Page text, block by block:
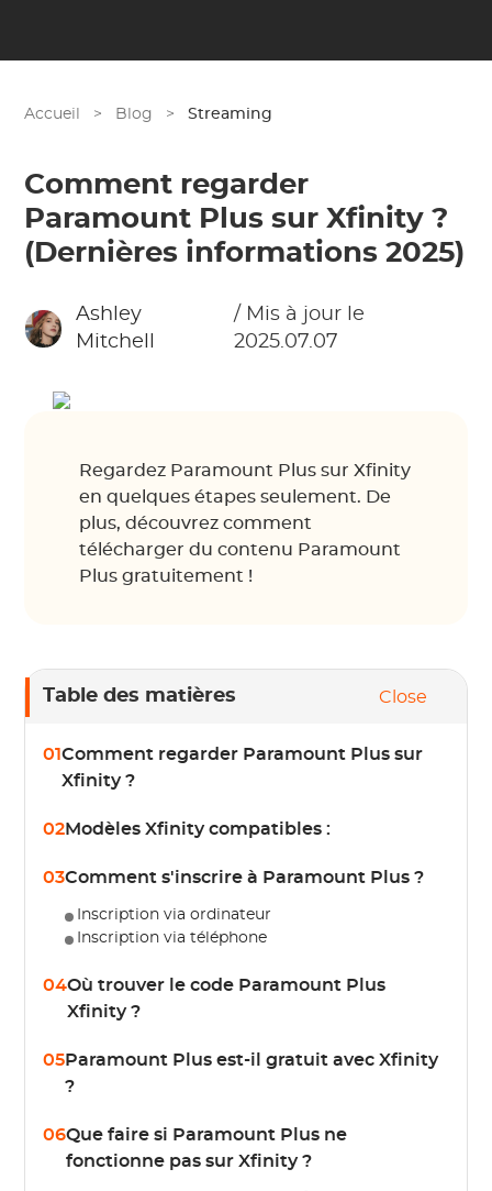
Accueil > Blog > Streaming
Comment regarder
Paramount Plus sur Xfinity ?
(Dernières informations 2025)
Ashley
Mitchell
/ Mis à jour le
2025.07.07
Regardez Paramount Plus sur Xfinity
en quelques étapes seulement. De
plus, découvrez comment
télécharger du contenu Paramount
Plus gratuitement !
Table des matières Close
01Comment regarder Paramount Plus sur
Xfinity ?
02Modèles Xfinity compatibles :
03Comment s'inscrire à Paramount Plus ?
Inscription via ordinateur
Inscription via téléphone
04Où trouver le code Paramount Plus
Xfinity ?
05Paramount Plus est-il gratuit avec Xfinity
?
06Que faire si Paramount Plus ne
fonctionne pas sur Xfinity ?